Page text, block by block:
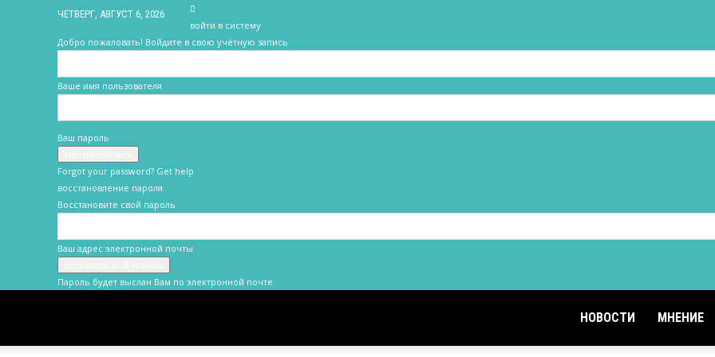
ЧЕТВЕРГ, АВГУСТ 6, 2026
войти в систему
Добро пожаловать! Войдите в свою учётную запись
Ваше имя пользователя
Ваш пароль
Forgot your password? Get help
восстановление пароля
Восстановите свой пароль
Ваш адрес электронной почты
Пароль будет выслан Вам по электронной почте.
НОВОСТИ МНЕНИЕ